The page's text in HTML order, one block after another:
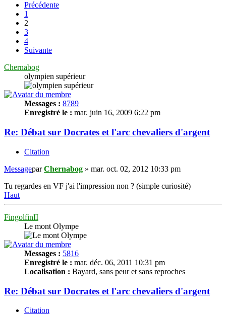
Précédente
1
2
3
4
Suivante
Chernabog
olympien supérieur
Messages : 8789
Enregistré le : mar. juin 16, 2009 6:22 pm
Re: Débat sur Docrates et l'arc chevaliers d'argent
Citation
MessageparChernabog » mar. oct. 02, 2012 10:33 pm
Tu regardes en VF j'ai l'impression non ? (simple curiosité)
Haut
FingolfinII
Le mont Olympe
Messages : 5816
Enregistré le : mar. déc. 06, 2011 10:31 pm
Localisation : Bayard, sans peur et sans reproches
Re: Débat sur Docrates et l'arc chevaliers d'argent
Citation